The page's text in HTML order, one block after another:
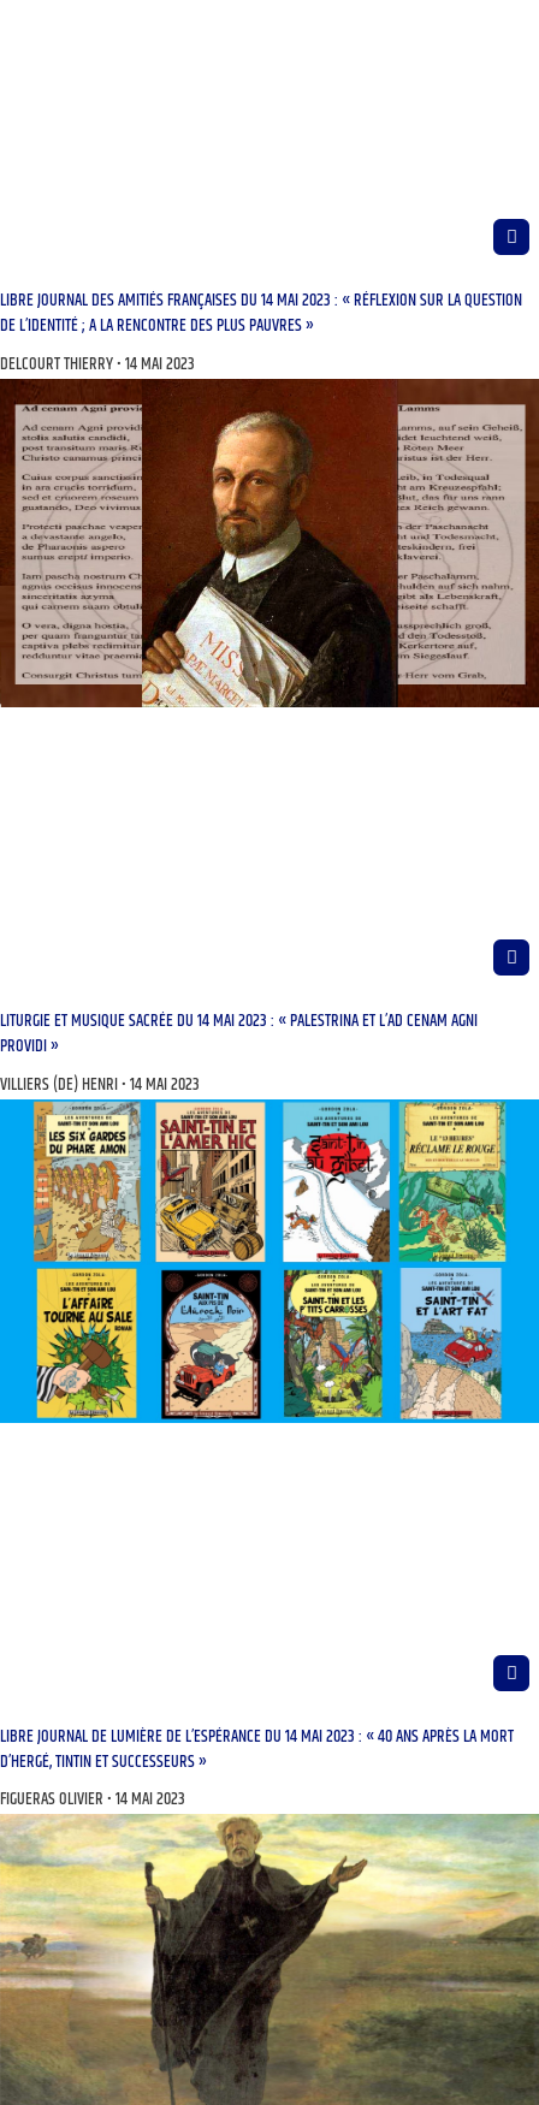
LIBRE JOURNAL DES AMITIÉS FRANÇAISES DU 14 MAI 2023 : « RÉFLEXION SUR LA QUESTION
DE L’IDENTITÉ ; A LA RENCONTRE DES PLUS PAUVRES »
DELCOURT THIERRY 14 MAI 2023
LITURGIE ET MUSIQUE SACRÉE DU 14 MAI 2023 : « PALESTRINA ET L’AD CENAM AGNI
PROVIDI »
VILLIERS (DE) HENRI 14 MAI 2023
LIBRE JOURNAL DE LUMIÈRE DE L’ESPÉRANCE DU 14 MAI 2023 : « 40 ANS APRÈS LA MORT
D’HERGÉ, TINTIN ET SUCCESSEURS »
FIGUERAS OLIVIER 14 MAI 2023